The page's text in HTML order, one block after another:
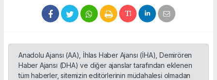
Anadolu Ajansı (AA), İhlas Haber Ajansı (İHA), Demirören
Haber Ajansı (DHA) ve diğer ajanslar tarafından eklenen
tüm haberler, sitemizin editörlerinin müdahalesi olmadan